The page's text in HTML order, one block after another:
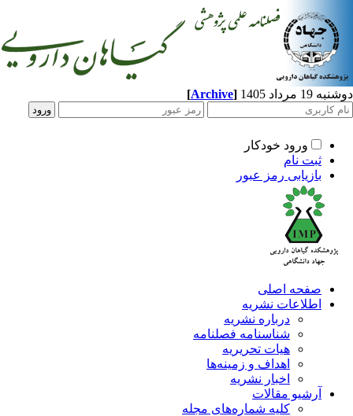
1405
[Archive]
ورود خودکار
ثبت نام
بازیابی رمز عبور
صفحه اصلی
اطلاعات نشریه
درباره نشریه
شناسنامه فصلنامه
هیات تحریریه
اهداف و زمینه‌ها
اخبار نشریه
آرشیو مقالات
کلیه شماره‌های مجله